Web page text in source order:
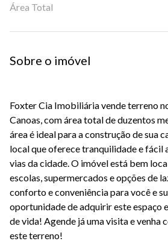
Área Total
Sobre o imóvel
Foxter Cia Imobiliária vende terreno
Canoas, com área total de duzentos
área é ideal para a construção de sua
local que oferece tranquilidade e fácil
vias da cidade. O imóvel está bem
escolas, supermercados e opções de
conforto e conveniência para você e
oportunidade de adquirir este espaço
de vida! Agende já uma visita e venha
este terreno!